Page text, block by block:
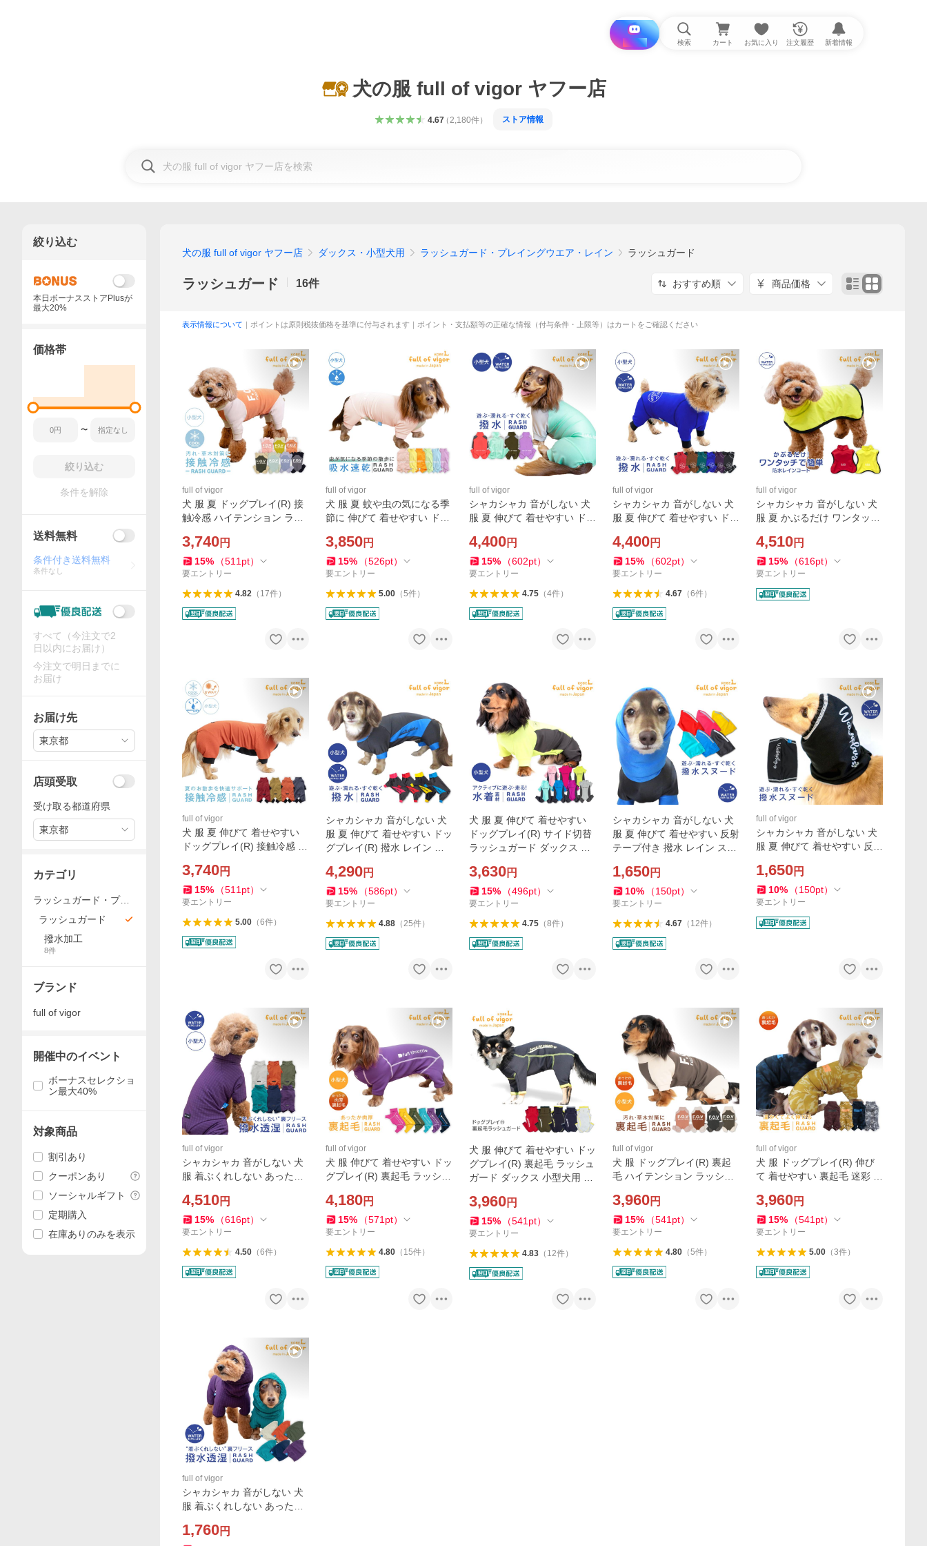
i と探す 検索 カート お気に入り 注文履歴 新着情報
犬の服 full of vigor ヤフー店
4.67（ 2,180件） ストア情報
犬の服 full of vigor ヤフー店 ダックス・小型犬用 ラッシュガード・プレイングウエア・レイン ラッシュガード
ラッシュガード 16件 おすすめ順 商品価格
表示情報について ｜ポイントは原則税抜価格を基準に付与されます｜ポイント・支払額等の正確な情報（付与条件・上限等）はカートをご確認ください
full of vigor
犬 服 夏 ドッグプレイ(R) 接
触冷感 ハイテンション ラッ
用 紫外線対策 UV対策 アウ
トドア 冷感 ミニチュアダッ
クス
3,740円
15% （511 pt）
要エントリー
4.82（ 17件）
full of vigor
犬 服 夏 蚊や虫の気になる季
節に 伸びて 着せやすい ドッ
ュガード ダックス 小型犬用
紫外線対策
3,850円
15% （526pt）
要エントリー
5.00（5件）
full of vigor
シャカシャカ 音がしない 犬
服 夏 伸びて 着せやすい ドッ
ン ラッシュガード ダックス
小型犬用
4,400円
15% （602pt）
要エントリー
4.75（4件）
full of vigor
シャカシャカ 音がしない 犬
服 夏 伸びて 着せやすい ドッ
ト 撥水 レイン ラッシュガー
ド ダックス
4,400円
15% （602pt）
要エントリー
4.67（6件）
full of vigor
シャカシャカ 音がしない 犬
服 夏 かぶるだけ ワンタッチ
シュ レインコート ダックス
小型犬用
4,510円
15% （616pt）
要エントリー
full of vigor
犬 服 夏 伸びて 着せやすい
ドッグプレイ(R) 接触冷感 ス
ガード ダックス 小型犬用 紫
外線対策 ミニチュアダック
ス
3,740円
15% （511 pt）
要エントリー
5.00（6件）
シャカシャカ 音がしない 犬
服 夏 伸びて 着せやすい ドッ
グプレイ(R) 撥水 レイン ラ
犬用 紫外線対策
4,290円
15% （586pt）
要エントリー
4.88（25件）
犬 服 夏 伸びて 着せやすい
ドッグプレイ(R) サイド切替
ラッシュガード ダックス 小
アウトドア
3,630円
15% （496pt）
要エントリー
4.75（8件）
シャカシャカ 音がしない 犬
服 夏 伸びて 着せやすい 反射
テープ付き 撥水 レイン スヌ
V対策
1,650円
10% （150pt）
要エントリー
4.67（ 12件）
full of vigor
シャカシャカ 音がしない 犬
服 夏 伸びて 着せやすい 反射
ド 汚れ対策 紫外線対策 UV
対策 雨
1,650円
10% （150pt）
要エントリー
full of vigor
シャカシャカ 音がしない 犬
服 着ぶくれしない あったか
撥水 透湿 レイン ラッシュガ
ード ダックス
4,510円
15% （616pt）
要エントリー
4.50（6件）
full of vigor
犬 服 伸びて 着せやすい ドッ
グプレイ(R) 裏起毛 ラッシュ
外線対策 UV対策 アウトドア
防寒
4,180円
15% （571 pt）
要エントリー
4.80（ 15件）
犬 服 伸びて 着せやすい ドッ
グプレイ(R) 裏起毛 ラッシュ
ガード ダックス 小型犬用 紫
防寒
3,960円
15% （541 pt）
要エントリー
4.83（ 12件）
full of vigor
犬 服 ドッグプレイ(R) 裏起
毛 ハイテンション ラッシュ
外線対策 UV対策 アウトドア
伸びる素材
3,960円
15% （541 pt）
要エントリー
4.80（5件）
full of vigor
犬 服 ドッグプレイ(R) 伸び
て 着せやすい 裏起毛 迷彩 ハ
ド ダックス 小型犬用 紫外線
対策 UV対策
3,960円
15% （541 pt）
要エントリー
5.00（3件）
full of vigor
シャカシャカ 音がしない 犬
服 着ぶくれしない あったか
撥水 透湿 レイン スヌード 汚
1,760円
絞り込む
本日ボーナスストアPlusが
最大20%
価格帯
〜
絞り込む
条件を解除
送料無料
条件付き送料無料
条件なし
すべて（今注文で2
日以内にお届け）
今注文で明日までに
お届け
お届け先
東京都
店頭受取
受け取る都道府県
東京都
カテゴリ
ラッシュガード・プレ
イングウエア・レイン
ラッシュガード
撥水加工
8件
ブランド
full of vigor
開催中のイベント
ボーナスセレクショ
ン最大40%
対象商品
割引あり
クーポンあり
ソーシャルギフト
定期購入
在庫ありのみを表示